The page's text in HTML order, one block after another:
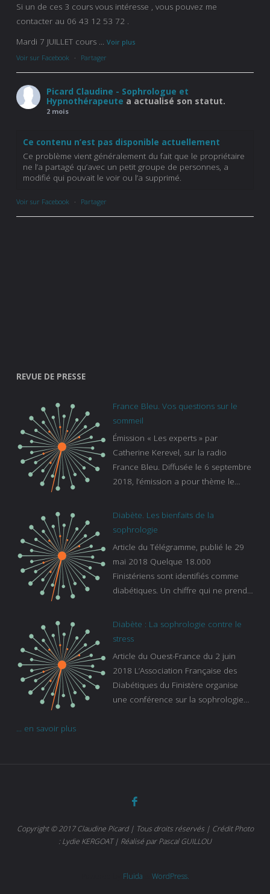
Si un de ces 3 cours vous intéresse , vous pouvez me
contacter au 06 43 12 53 72 .
Mardi 7 JUILLET cours ... Voir plus
Voir sur Facebook
· Partager
Picard Claudine - Sophrologue et
Hypnothérapeute a actualisé son statut.
2 mois
Ce contenu n’est pas disponible actuellement
Ce problème vient généralement du fait que le propriétaire
ne l’a partagé qu’avec un petit groupe de personnes, a
modifié qui pouvait le voir ou l’a supprimé.
Voir sur Facebook · Partager
REVUE DE PRESSE
France Bleu. Vos questions sur le
sommeil
Émission « Les experts » par
Catherine Kerevel, sur la radio
France Bleu. Diffusée le 6 septembre
2018, l’émission a pour thème le
bleu :
https://www.francebleu.fr/emissions/l
sur-le-sommeil
Diabète. Les bienfaits de la
sophrologie
Article du Télégramme, publié le 29
mai 2018 Quelque 18.000
Finistériens sont identifiés comme
diabétiques. Un chiffre qui ne prend
s’ignorent. « C’est une pathologie qui
continue à augmenter, souligne
de la Caisse primaire d’assurance-
maladie. C’est aussi une pathologie
qui peut être handicapante et coûte
cher quand on sait que 37 % des
d’autant que le diabète
Diabète : La sophrologie contre le
stress
Article du Ouest-France du 2 juin
2018 L’Association Française des
Diabétiques du Finistère organise
une conférence sur la sophrologie
... en savoir plus
Copyright © 2017 Claudine Picard | Tous droits réservés | Crédit Photo
: Lydie KERGOAT | Réalisé par Pascal GUILLOU
Fluida WordPress.